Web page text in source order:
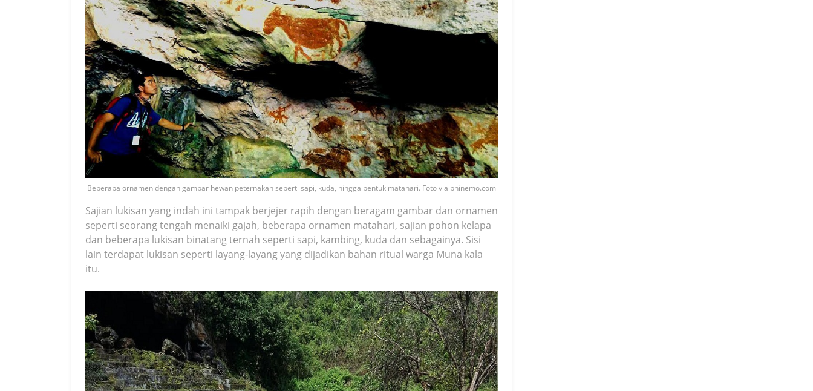
Beberapa ornamen dengan gambar hewan peternakan seperti sapi, kuda, hingga bentuk matahari. Foto via phinemo.com
Sajian lukisan yang indah ini tampak berjejer rapih dengan beragam gambar dan ornamen
seperti seorang tengah menaiki gajah, beberapa ornamen matahari, sajian pohon kelapa
dan beberapa lukisan binatang ternah seperti sapi, kambing, kuda dan sebagainya. Sisi
lain terdapat lukisan seperti layang-layang yang dijadikan bahan ritual warga Muna kala
itu.